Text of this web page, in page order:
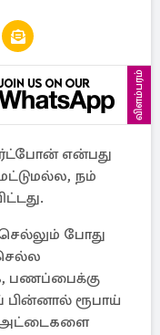
விளம்பரம்
என்பது
நம்
போது
பணப்பைக்கு
பின்னால் ரூபாய்
அட்டைகளை